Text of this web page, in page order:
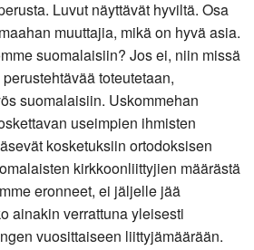
Luvut näyttävät hyviltä. Osa
muuttajia, mikä on hyvä asia.
suomalaisiin? Jos ei, niin missä
toteutetaan,
suomalaisiin. Uskommehan
useimpien ihmisten
kosketuksiin ortodoksisen
kirkkoonliittyjien määrästä
eronneet, ei jäljelle jää
ainakin verrattuna yleisesti
vuosittaiseen liittyjämäärään.